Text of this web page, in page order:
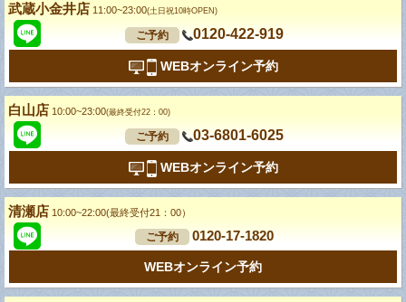
武蔵小金井店 11:00~23:00(土日祝10時OPEN)
ご予約 0120-422-919
WEBオンライン予約
白山店 10:00~23:00(最終受付22：00)
ご予約 03-6801-6025
WEBオンライン予約
清瀬店 10:00~22:00(最終受付21：00）
ご予約 0120-17-1820
WEBオンライン予約